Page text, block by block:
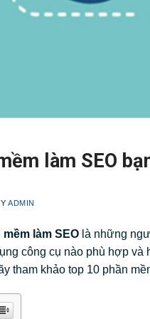
làm SEO
ADMIN
mềm làm SEO là những
công cụ nào phù hợp
tham khảo top 10 phần